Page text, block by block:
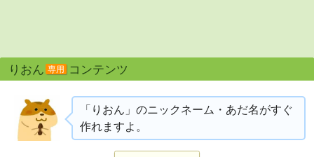
りおん 専用 コンテンツ
「りおん」のニックネーム・あだ名がすぐ
作れますよ。